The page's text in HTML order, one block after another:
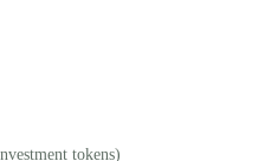
tokens)